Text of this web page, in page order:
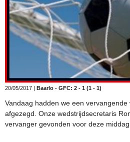
20/05/2017 | Baarlo - GFC: 2 - 1 (1 - 1)
Vandaag hadden we een
afgezegd. Onze wedstrijdsecretaris
vervanger gevonden voor deze